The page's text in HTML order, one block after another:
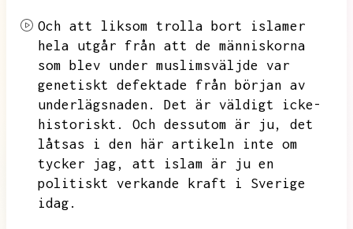
Och att liksom trolla bort islamer
hela utgår från att de människorna
som blev under muslimsväljde var
genetiskt defektade från början av
underlägsnaden.
Det är väldigt icke-
historiskt.
Och dessutom är ju,
det
låtsas i den här artikeln inte om
tycker jag,
att islam är ju en
politiskt verkande kraft i Sverige
idag.